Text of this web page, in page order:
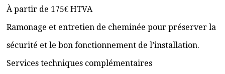
À partir de 175€ HTVA
Ramonage et entretien de cheminée pour préserver la
sécurité et le bon fonctionnement de l’installation.
Services techniques complémentaires